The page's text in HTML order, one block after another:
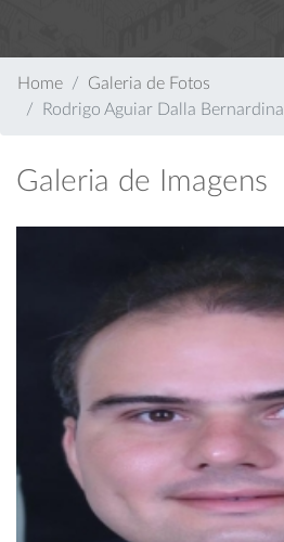
Home
Galeria de Fotos
Rodrigo Aguiar Dalla Bernardina
Galeria de Imagens